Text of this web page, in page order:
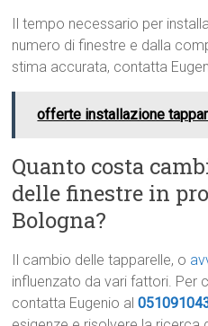
Il tempo necessario per
numero di finestre e dalla
stima accurata, contatta
offerte installazione
Quanto costa
delle finestre in
Bologna?
Il cambio delle tapparelle, o
influenzato da vari fattori. Per
contatta Eugenio al